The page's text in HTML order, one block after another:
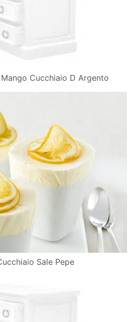
Cucchiaio D Argento
Sale Pepe